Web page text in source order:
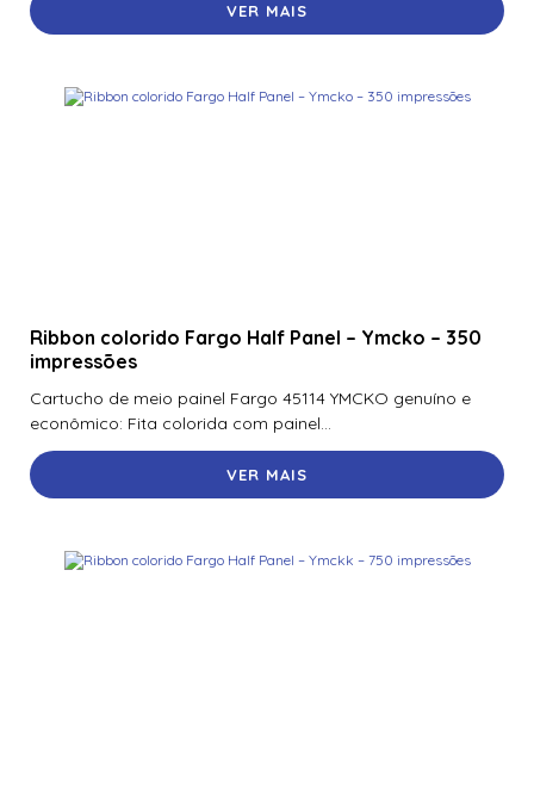
VER MAIS
Ribbon colorido Fargo Half Panel – Ymcko – 350
impressões
Cartucho de meio painel Fargo 45114 YMCKO genuíno e
econômico: Fita colorida com painel...
VER MAIS